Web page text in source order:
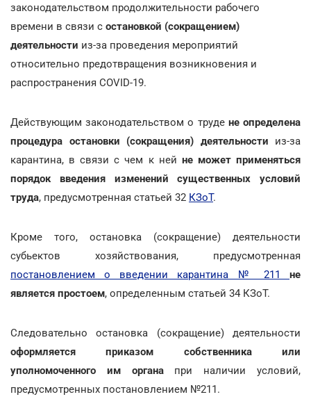
законодательством продолжительности рабочего
времени в связи с остановкой (сокращением)
деятельности из-за проведения мероприятий
относительно предотвращения возникновения и
распространения СОVID-19.
Действующим законодательством о труде не определена
процедура остановки (сокращения) деятельности из-за
карантина, в связи с чем к ней не может применяться
порядок введения изменений существенных условий
труда, предусмотренная статьей 32 КЗоТ.
Кроме того, остановка (сокращение) деятельности
субьектов хозяйствования, предусмотренная
постановлением о введении карантина № 211 не
является простоем, определенным статьей 34 КЗоТ.
Следовательно остановка (сокращение) деятельности
оформляется приказом собственника или
уполномоченного им органапри наличии условий,
предусмотренных постановлением №211.